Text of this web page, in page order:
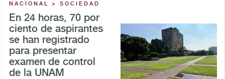
NACIONAL > SOCIEDAD
En 24 horas, 70 por
ciento de aspirantes
se han registrado
para presentar
examen de control
de la UNAM